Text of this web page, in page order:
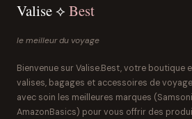
Valise ⟡ Best
le meilleur du voyage
Bienvenue sur Valise.Best, votre boutique
valises, bagages et accessoires de
avec soin les meilleures marques
AmazonBasics) pour vous offrir des